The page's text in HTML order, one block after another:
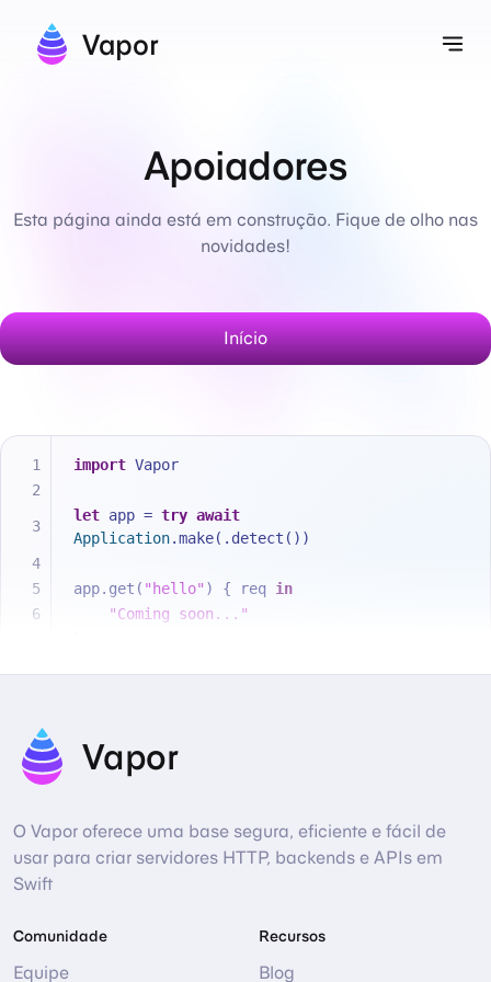
Vapor
Apoiadores
Esta página ainda está em construção. Fique de olho nas
novidades!
Início
import Vapor
let app = try await
Application.make(.detect())
app.get( "hello" ) { req in
"Coming soon..."
Vapor
O Vapor oferece uma base segura, eficiente e fácil de
usar para criar servidores HTTP, backends e APIs em
Swift
Comunidade
Equipe
Recursos
Blog